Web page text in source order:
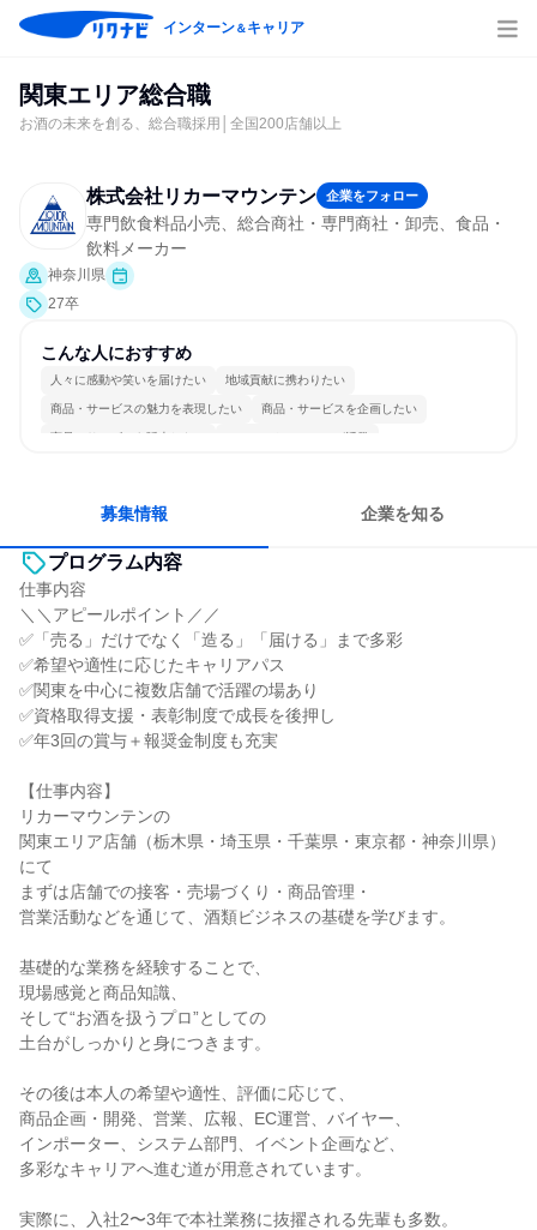
インターン＆キャリア
関東エリア総合職
お酒の未来を創る、総合職採用│全国200店舗以上
株式会社リカーマウンテン 企業をフォロー
専門飲食料品小売、総合商社・専門商社・卸売、食品・
飲料メーカー
神奈川県
27卒
こんな人におすすめ
人々に感動や笑いを届けたい 地域貢献に携わりたい
商品・サービスの魅力を表現したい 商品・サービスを企画したい
商品・サービスを販売したい コミュニケーションが活発
募集情報 企業を知る
プログラム内容
仕事内容
＼＼アピールポイント／／
✅「売る」だけでなく「造る」「届ける」まで多彩
✅希望や適性に応じたキャリアパス
✅関東を中心に複数店舗で活躍の場あり
✅資格取得支援・表彰制度で成長を後押し
✅年3回の賞与＋報奨金制度も充実
【仕事内容】
リカーマウンテンの
関東エリア店舗（栃木県・埼玉県・千葉県・東京都・神奈川県）
にて
まずは店舗での接客・売場づくり・商品管理・
営業活動などを通じて、酒類ビジネスの基礎を学びます。
基礎的な業務を経験することで、
現場感覚と商品知識、
そして“お酒を扱うプロ”としての
土台がしっかりと身につきます。
その後は本人の希望や適性、評価に応じて、
商品企画・開発、営業、広報、EC運営、バイヤー、
インポーター、システム部門、イベント企画など、
多彩なキャリアへ進む道が用意されています。
実際に、入社2〜3年で本社業務に抜擢される先輩も多数。